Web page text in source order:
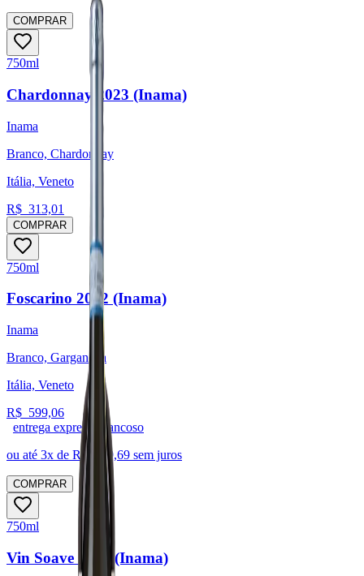
COMPRAR
750ml
Chardonnay 2023 (Inama)
Inama
Branco, Chardonnay
Itália, Veneto
R$ 313,01
COMPRAR
750ml
Foscarino 2022 (Inama)
Inama
Branco, Garganega
Itália, Veneto
R$ 599,06
entrega expressa trancoso
ou até 3x de R$ 199,69 sem juros
COMPRAR
750ml
Vin Soave 2023 (Inama)